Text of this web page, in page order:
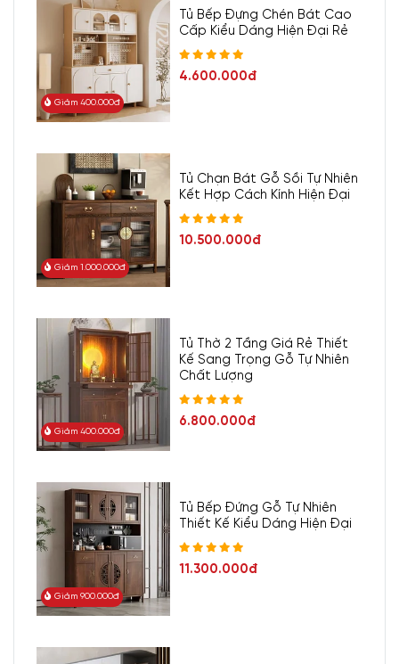
Giảm 400.000đ
Tủ Bếp Đựng Chén Bát Cao
Cấp Kiểu Dáng Hiện Đại Rẻ
4.600.000đ
Giảm 1.000.000đ
Tủ Chạn Bát Gỗ Sồi Tự Nhiên
Kết Hợp Cách Kính Hiện Đại
10.500.000đ
Giảm 400.000đ
Tủ Thờ 2 Tầng Giá Rẻ Thiết
Kế Sang Trọng Gỗ Tự Nhiên
Chất Lượng
6.800.000đ
Giảm 900.000đ
Tủ Bếp Đứng Gỗ Tự Nhiên
Thiết Kế Kiểu Dáng Hiện Đại
11.300.000đ